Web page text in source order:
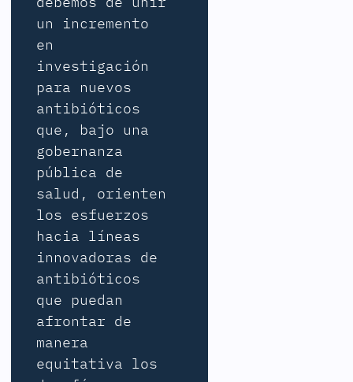
un incremento
en
investigación
para nuevos
antibióticos
que, bajo una
gobernanza
pública de
salud, orienten
los esfuerzos
hacia líneas
innovadoras de
antibióticos
que puedan
afrontar de
manera
equitativa los